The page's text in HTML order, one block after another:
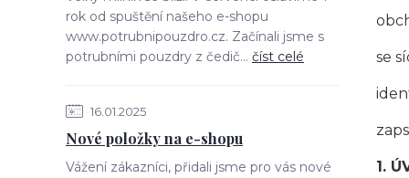
rok od spuštění našeho e-shopu
www.potrubnipouzdro.cz. Začínali jsme s
potrubními pouzdry z čedič... číst celé
16.01.2025
Nové položky na e-shopu
Vážení zákazníci, přidali jsme pro vás nové
se
1.